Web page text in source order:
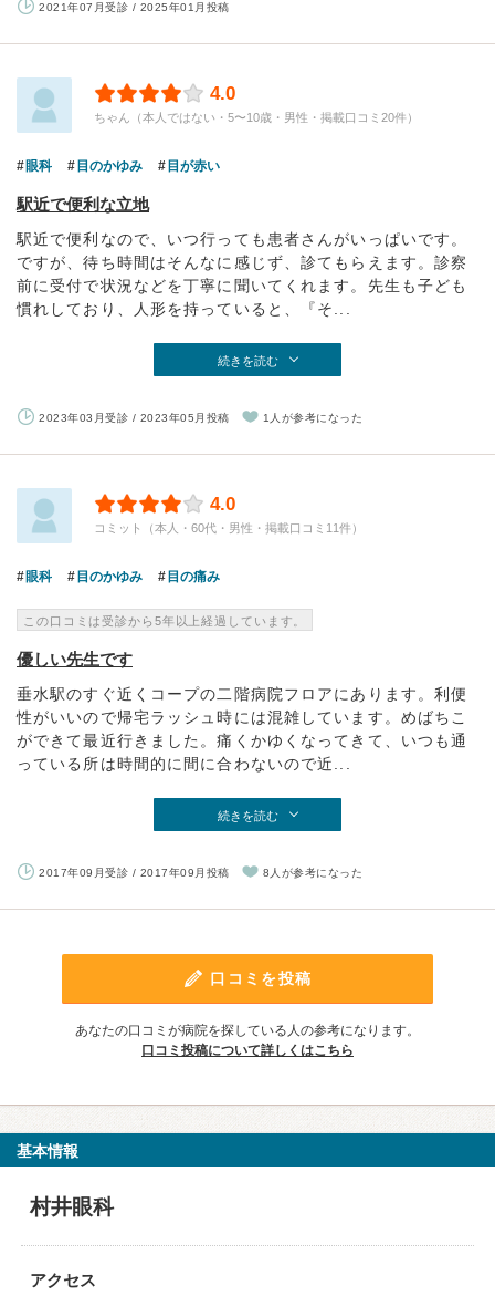
2021年07月受診 / 2025年01月投稿
4.0
ちゃん（本人ではない・5〜10歳・男性・掲載口コミ20件）
眼科 目のかゆみ 目が赤い
駅近で便利な立地
駅近で便利なので、いつ行っても患者さんがいっぱいです。
ですが、待ち時間はそんなに感じず、診てもらえます。診察
前に受付で状況などを丁寧に聞いてくれます。先生も子ども
慣れしており、人形を持っていると、『そ...
続きを読む
2023年03月受診 / 2023年05月投稿 1人が参考になった
4.0
コミット（本人・60代・男性・掲載口コミ11件）
眼科 目のかゆみ 目の痛み
この口コミは受診から5年以上経過しています。
優しい先生です
垂水駅のすぐ近くコープの二階病院フロアにあります。利便
性がいいので帰宅ラッシュ時には混雑しています。めばちこ
ができて最近行きました。痛くかゆくなってきて、いつも通
っている所は時間的に間に合わないので近...
続きを読む
2017年09月受診 / 2017年09月投稿 8人が参考になった
口コミを投稿
あなたの口コミが病院を探している人の参考になります。
口コミ投稿について詳しくはこちら
基本情報
村井眼科
アクセス